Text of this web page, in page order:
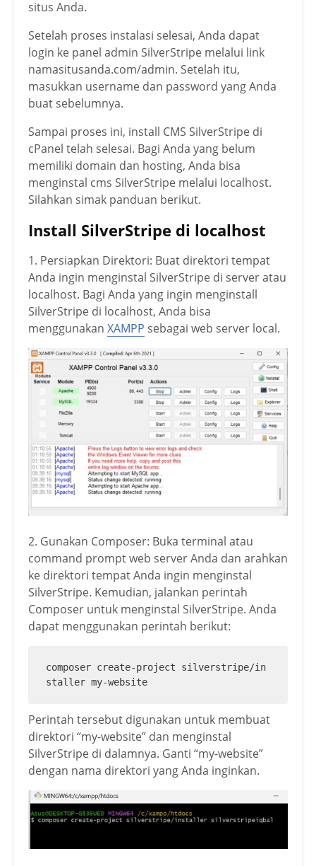
situs Anda.
Setelah proses instalasi selesai, Anda dapat
login ke panel admin SilverStripe melalui link
namasitusanda.com/admin. Setelah itu,
masukkan username dan password yang Anda
buat sebelumnya.
Sampai proses ini, install CMS SilverStripe di
cPanel telah selesai. Bagi Anda yang belum
memiliki domain dan hosting, Anda bisa
menginstal cms SilverStripe melalui localhost.
Silahkan simak panduan berikut.
Install SilverStripe di localhost
1. Persiapkan Direktori: Buat direktori tempat
Anda ingin menginstal SilverStripe di server atau
localhost. Bagi Anda yang ingin menginstall
SilverStripe di localhost, Anda bisa
menggunakan XAMPP sebagai web server local.
2. Gunakan Composer: Buka terminal atau
command prompt web server Anda dan arahkan
ke direktori tempat Anda ingin menginstal
SilverStripe. Kemudian, jalankan perintah
Composer untuk menginstal SilverStripe. Anda
dapat menggunakan perintah berikut:
composer create-project silverstripe/in
staller my-website
Perintah tersebut digunakan untuk membuat
direktori “my-website” dan menginstal
SilverStripe di dalamnya. Ganti “my-website”
dengan nama direktori yang Anda inginkan.